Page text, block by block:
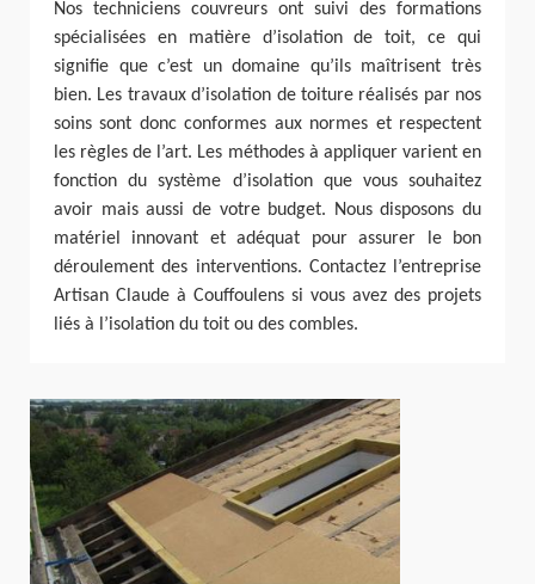
Nos techniciens couvreurs ont suivi des formations
spécialisées en matière d’isolation de toit, ce qui
signifie que c’est un domaine qu’ils maîtrisent très
bien. Les travaux d’isolation de toiture réalisés par nos
soins sont donc conformes aux normes et respectent
les règles de l’art. Les méthodes à appliquer varient en
fonction du système d’isolation que vous souhaitez
avoir mais aussi de votre budget. Nous disposons du
matériel innovant et adéquat pour assurer le bon
déroulement des interventions. Contactez l’entreprise
Artisan Claude à Couffoulens si vous avez des projets
liés à l’isolation du toit ou des combles.